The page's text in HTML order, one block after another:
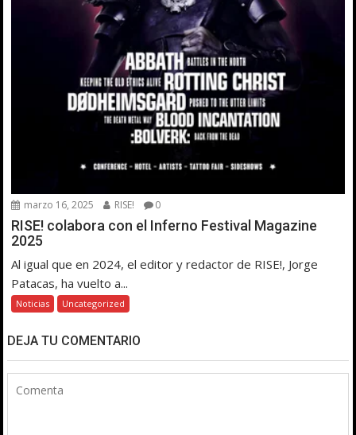
marzo 16, 2025 RISE! 0
RISE! colabora con el Inferno Festival Magazine
2025
Al igual que en 2024, el editor y redactor de RISE!, Jorge
Patacas, ha vuelto a...
Noticias Uncategorized
DEJA TU COMENTARIO